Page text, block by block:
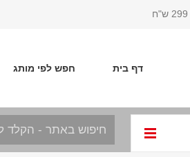
דף בית חפש לפי מותג